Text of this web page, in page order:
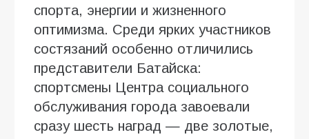
спорта, энергии и жизненного
оптимизма. Среди ярких участников
состязаний особенно отличились
представители Батайска:
спортсмены Центра социального
обслуживания города завоевали
сразу шесть наград — две золотые,